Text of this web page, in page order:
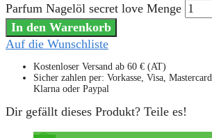
Parfum Nagelöl secret love Menge
In den Warenkorb
Auf die Wunschliste
Kostenloser Versand ab 60 € (AT)
Sicher zahlen per: Vorkasse, Visa, Mastercard,
Klarna oder Paypal
Dir gefällt dieses Produkt? Teile es!